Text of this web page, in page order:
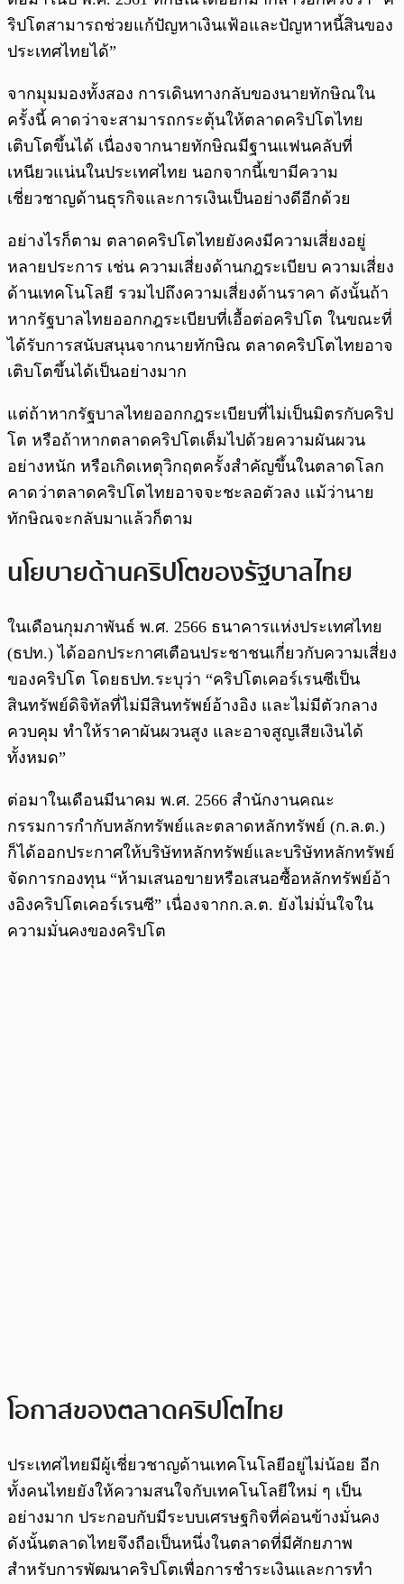
ริปโตสามารถช่วยแก้ปัญหาเงินเฟ้อและปัญหาหนี้สินของ
ประเทศไทยได้”
จากมุมมองทั้งสอง การเดินทางกลับของนายทักษิณใน
ครั้งนี้ คาดว่าจะสามารถกระตุ้นให้ตลาดคริปโตไทย
เติบโตขึ้นได้ เนื่องจากนายทักษิณมีฐานแฟนคลับที่
เหนียวแน่นในประเทศไทย นอกจากนี้เขามีความ
เชี่ยวชาญด้านธุรกิจและการเงินเป็นอย่างดีอีกด้วย
อย่างไรก็ตาม ตลาดคริปโตไทยยังคงมีความเสี่ยงอยู่
หลายประการ เช่น ความเสี่ยงด้านกฎระเบียบ ความเสี่ยง
ด้านเทคโนโลยี รวมไปถึงความเสี่ยงด้านราคา ดังนั้นถ้า
หากรัฐบาลไทยออกกฎระเบียบที่เอื้อต่อคริปโต ในขณะที่
ได้รับการสนับสนุนจากนายทักษิณ ตลาดคริปโตไทยอาจ
เติบโตขึ้นได้เป็นอย่างมาก
แต่ถ้าหากรัฐบาลไทยออกกฎระเบียบที่ไม่เป็นมิตรกับคริป
โต หรือถ้าหากตลาดคริปโตเต็มไปด้วยความผันผวน
อย่างหนัก หรือเกิดเหตุวิกฤตครั้งสำคัญขึ้นในตลาดโลก
คาดว่าตลาดคริปโตไทยอาจจะชะลอตัวลง แม้ว่านาย
ทักษิณจะกลับมาแล้วก็ตาม
นโยบายด้านคริปโตของรัฐบาลไทย
ในเดือนกุมภาพันธ์ พ.ศ. 2566 ธนาคารแห่งประเทศไทย
(ธปท.) ได้ออกประกาศเตือนประชาชนเกี่ยวกับความเสี่ยง
ของคริปโต โดยธปท.ระบุว่า “คริปโตเคอร์เรนซีเป็น
สินทรัพย์ดิจิทัลที่ไม่มีสินทรัพย์อ้างอิง และไม่มีตัวกลาง
ควบคุม ทำให้ราคาผันผวนสูง และอาจสูญเสียเงินได้
ทั้งหมด”
ต่อมาในเดือนมีนาคม พ.ศ. 2566 สำนักงานคณะ
กรรมการกำกับหลักทรัพย์และตลาดหลักทรัพย์ (ก.ล.ต.)
ก็ได้ออกประกาศให้บริษัทหลักทรัพย์และบริษัทหลักทรัพย์
จัดการกองทุน “ห้ามเสนอขายหรือเสนอซื้อหลักทรัพย์อ้า
งอิงคริปโตเคอร์เรนซี” เนื่องจากก.ล.ต. ยังไม่มั่นใจใน
ความมั่นคงของคริปโต
โอกาสของตลาดคริปโตไทย
ประเทศไทยมีผู้เชี่ยวชาญด้านเทคโนโลยีอยู่ไม่น้อย อีก
ทั้งคนไทยยังให้ความสนใจกับเทคโนโลยีใหม่ ๆ เป็น
อย่างมาก ประกอบกับมีระบบเศรษฐกิจที่ค่อนข้างมั่นคง
ดังนั้นตลาดไทยจึงถือเป็นหนึ่งในตลาดที่มีศักยภาพ
สำหรับการพัฒนาคริปโตเพื่อการชำระเงินและการทำ